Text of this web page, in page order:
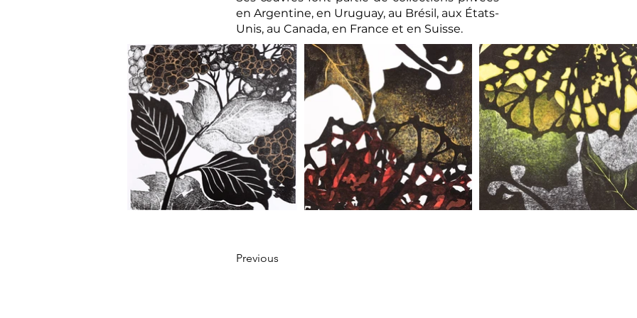
en Argentine, en Uruguay, au Brésil, aux États-
Unis, au Canada, en France et en Suisse.
Previous